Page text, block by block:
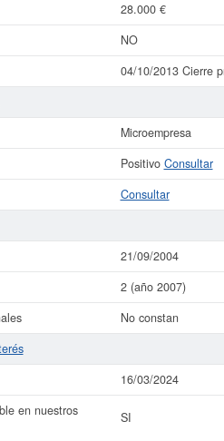
28.000 €
NO
04/10/2013 Cierre
Microempresa
Positivo Consultar
Consultar
21/09/2004
2 (año 2007)
No constan
16/03/2024
en nuestros
SI